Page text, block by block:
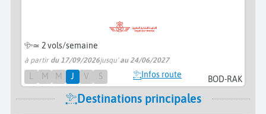
BOD-RAK
≃ 2 vols/semaine
à partir du 17/09/2026jusqu'au 24/06/2027
L M M J V S Infos route
Destinations principales